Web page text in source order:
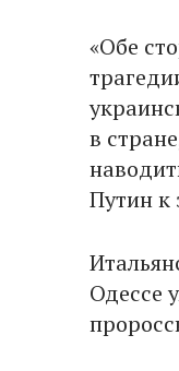
«Обе
в
Путин к
Одессе